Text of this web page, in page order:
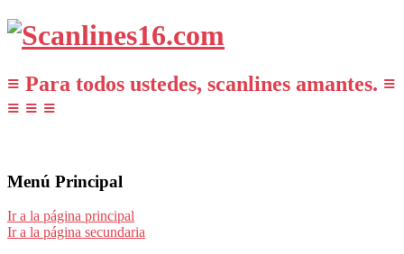
≡ Para todos ustedes, scanlines amantes. ≡
≡ ≡ ≡
Menú Principal
Ir a la página principal
Ir a la página secundaria